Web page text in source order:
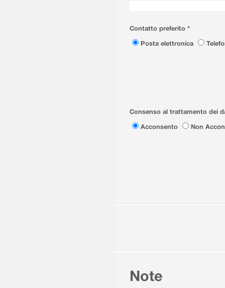
Contatto preferito *
Posta elettronica
Consenso al trattamento dei
Acconsento
Non
Note